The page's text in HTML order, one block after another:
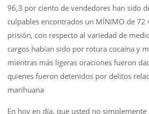
96,3 por ciento de vendedores han sido
culpables encontrados un MÍNIMO de 72
prisión, con respecto al variedad de
cargos habían sido por rotura cocaína y
mientras más ligeras oraciones fueron
quienes fueron detenidos por delitos
marihuana
En hoy en día, que usted no